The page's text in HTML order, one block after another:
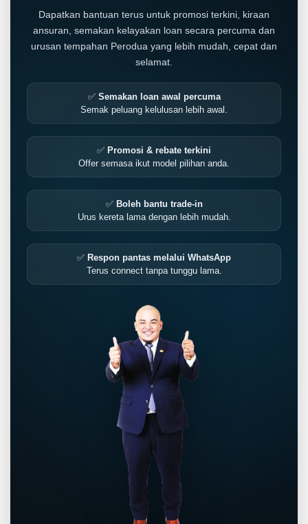
Dapatkan bantuan terus untuk promosi terkini, kiraan
ansuran, semakan kelayakan loan secara percuma dan
urusan tempahan Perodua yang lebih mudah, cepat dan
selamat.
✅ Semakan loan awal percuma
Semak peluang kelulusan lebih awal.
✅ Promosi & rebate terkini
Offer semasa ikut model pilihan anda.
✅ Boleh bantu trade-in
Urus kereta lama dengan lebih mudah.
✅ Respon pantas melalui WhatsApp
Terus connect tanpa tunggu lama.